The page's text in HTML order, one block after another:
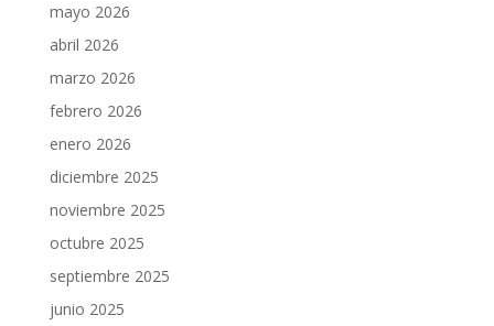
mayo 2026
abril 2026
marzo 2026
febrero 2026
enero 2026
diciembre 2025
noviembre 2025
octubre 2025
septiembre 2025
junio 2025